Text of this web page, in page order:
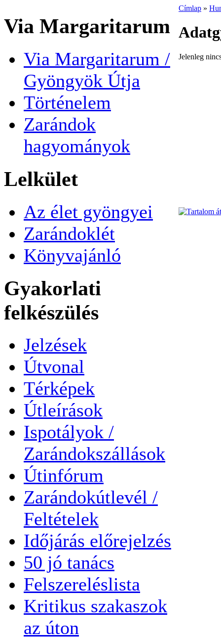
Via Margaritarum
Via Margaritarum /
Gyöngyök Útja
Történelem
Zarándok
hagyományok
Lelkület
Az élet gyöngyei
Zarándoklét
Könyvajánló
Gyakorlati
felkészülés
Jelzések
Útvonal
Térképek
Útleírások
Ispotályok /
Zarándokszállások
Útinfórum
Zarándokútlevél /
Feltételek
Időjárás előrejelzés
50 jó tanács
Felszereléslista
Kritikus szakaszok
az úton
Címlap »
Jelenleg